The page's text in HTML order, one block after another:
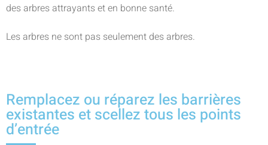
des arbres attrayants et en bonne santé.
Les arbres ne sont pas seulement des arbres.
Remplacez ou réparez les barrières
existantes et scellez tous les points
d’entrée